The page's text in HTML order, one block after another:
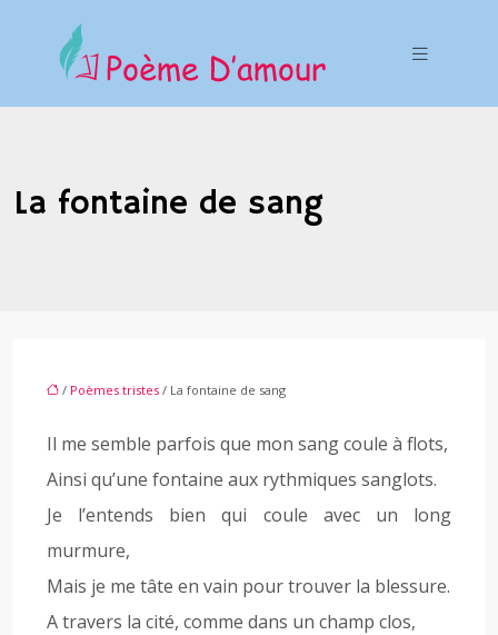
La fontaine de sang
/ Poèmes tristes / La fontaine de sang
Il me semble parfois que mon sang coule à flots,
Ainsi qu’une fontaine aux rythmiques sanglots.
Je l’entends bien qui coule avec un long
murmure,
Mais je me tâte en vain pour trouver la blessure.
A travers la cité, comme dans un champ clos,